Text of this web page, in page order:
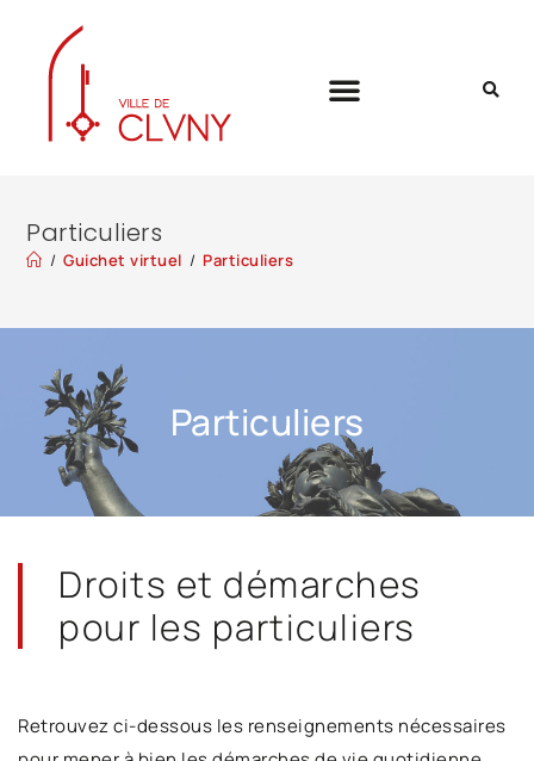
Particuliers
/ Guichet virtuel / Particuliers
Particuliers
Droits et démarches
pour les particuliers
Retrouvez ci-dessous les renseignements nécessaires